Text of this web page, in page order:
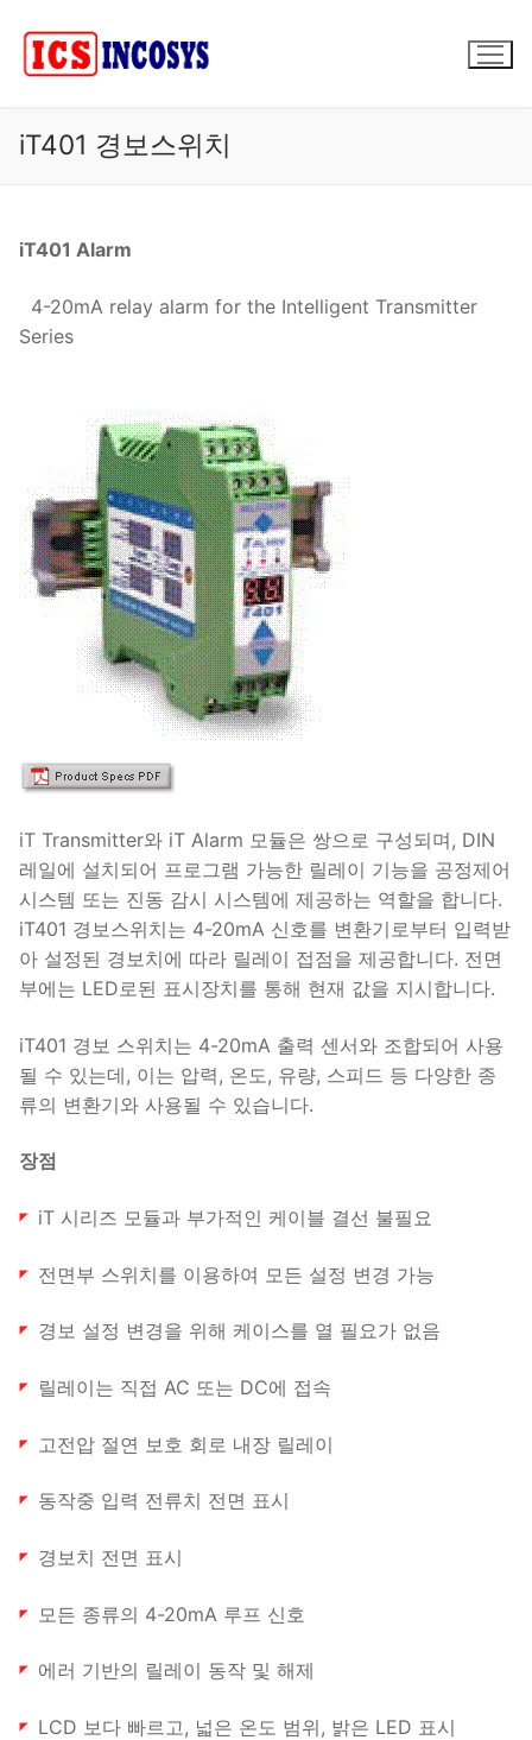
iT401 경보스위치
iT401 Alarm
4-20mA relay alarm for the Intelligent Transmitter
Series
iT Transmitter와 iT Alarm 모듈은 쌍으로 구성되며, DIN
레일에 설치되어 프로그램 가능한 릴레이 기능을 공정제어
시스템 또는 진동 감시 시스템에 제공하는 역할을 합니다.
iT401 경보스위치는 4-20mA 신호를 변환기로부터 입력받
아 설정된 경보치에 따라 릴레이 접점을 제공합니다. 전면
부에는 LED로된 표시장치를 통해 현재 값을 지시합니다.
iT401 경보 스위치는 4-20mA 출력 센서와 조합되어 사용
될 수 있는데, 이는 압력, 온도, 유량, 스피드 등 다양한 종
류의 변환기와 사용될 수 있습니다.
장점
iT 시리즈 모듈과 부가적인 케이블 결선 불필요
전면부 스위치를 이용하여 모든 설정 변경 가능
경보 설정 변경을 위해 케이스를 열 필요가 없음
릴레이는 직접 AC 또는 DC에 접속
고전압 절연 보호 회로 내장 릴레이
동작중 입력 전류치 전면 표시
경보치 전면 표시
모든 종류의 4-20mA 루프 신호
에러 기반의 릴레이 동작 및 해제
LCD 보다 빠르고, 넓은 온도 범위, 밝은 LED 표시